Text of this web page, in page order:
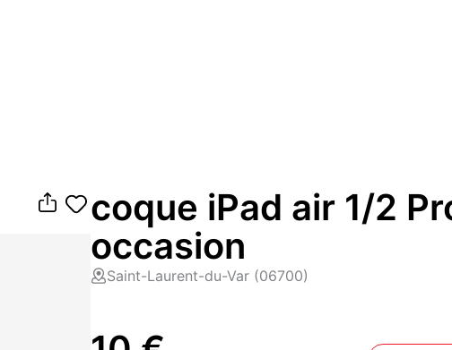
coque iPad air 1/2
occasion
Saint-Laurent-du-Var (06700)